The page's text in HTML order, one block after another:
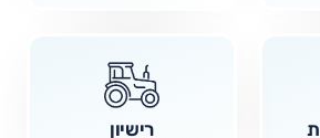
רישיון